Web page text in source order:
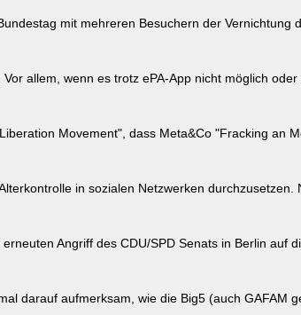
mit mehreren Besuchern der Vernichtung
allem, wenn es trotz ePA-App nicht möglich
Movement", dass Meta&Co "Fracking an
in sozialen Netzwerken durchzusetzen.
Angriff des CDU/SPD Senats in Berlin auf
darauf aufmerksam, wie die Big5 (auch GAFAM